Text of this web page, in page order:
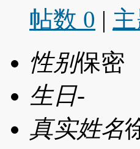
帖数 0 |
性别保密
生日-
真实姓名